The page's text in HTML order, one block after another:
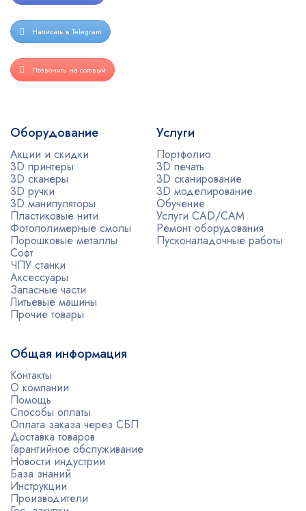
Написать в Telegram
Позвонить на сотовый
Оборудование
Акции и скидки
3D принтеры
3D сканеры
3D ручки
3D манипуляторы
Пластиковые нити
Фотополимерные смолы
Порошковые металлы
Софт
ЧПУ станки
Аксессуары
Запасные части
Литьевые машины
Прочие товары
Услуги
Портфолио
3D печать
3D сканирование
3D моделирование
Обучение
Услуги CAD/CAM
Ремонт оборудования
Пусконаладочные работы
Общая информация
Контакты
О компании
Помощь
Способы оплаты
Оплата заказа через СБП
Доставка товаров
Гарантийное обслуживание
Новости индустрии
База знаний
Инструкции
Производители